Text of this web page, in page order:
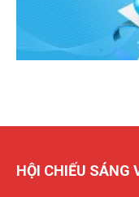
HỘI CHIẾU SÁNG